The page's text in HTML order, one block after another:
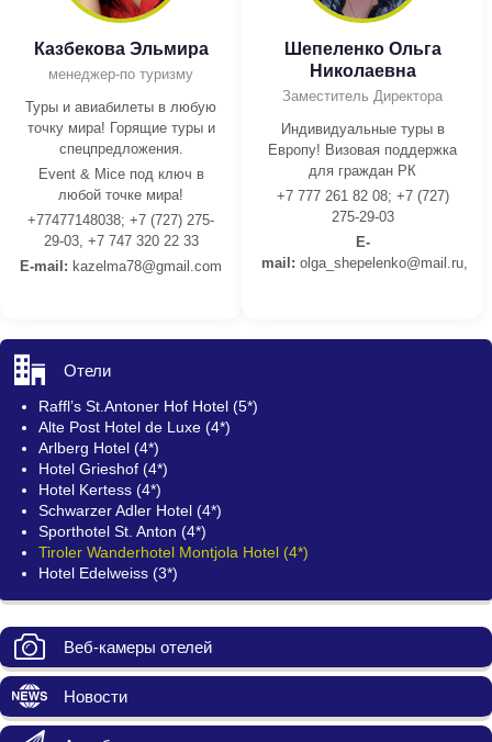
Казбекова Эльмира
менеджер-по туризму
Туры и авиабилеты в любую
точку мира! Горящие туры и
спецпредложения.
Event & Mice под ключ в
любой точке мира!
+77477148038; +7 (727) 275-
29-03, +7 747 320 22 33
E-mail: kazelma78@gmail.com
Шепеленко Ольга
Николаевна
Заместитель Директора
Индивидуальные туры в
Европу! Визовая поддержка
для граждан РК
+7 777 261 82 08; +7 (727)
275-29-03
E-
mail: olga_shepelenko@mail.ru,
Отели
Raffl’s St.Antoner Hof Hotel (5*)
Alte Post Hotel de Luxe (4*)
Arlberg Hotel (4*)
Hotel Grieshof (4*)
Hotel Kertess (4*)
Schwarzer Adler Hotel (4*)
Sporthotel St. Anton (4*)
Tiroler Wanderhotel Montjola Hotel (4*)
Hotel Edelweiss (3*)
Веб-камеры отелей
Новости